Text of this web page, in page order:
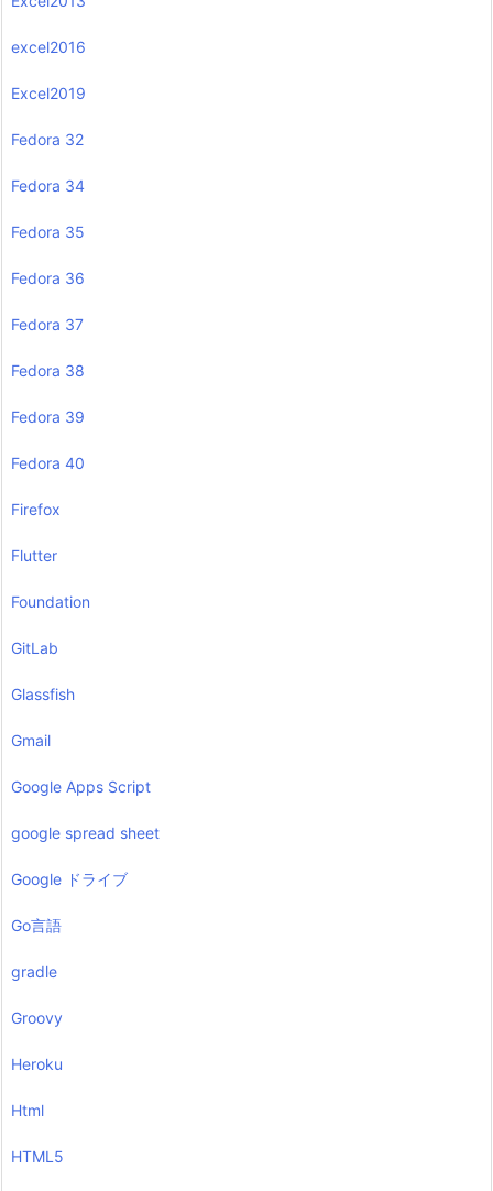
excel2016
Excel2019
Fedora 32
Fedora 34
Fedora 35
Fedora 36
Fedora 37
Fedora 38
Fedora 39
Fedora 40
Firefox
Flutter
Foundation
GitLab
Glassfish
Gmail
Google Apps Script
google spread sheet
Google ドライブ
Go言語
gradle
Groovy
Heroku
Html
HTML5